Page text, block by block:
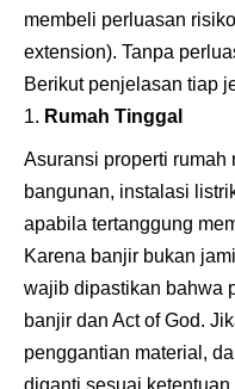
membeli perluasan
extension). Tanpa
Berikut penjelasan tiap
Rumah Tinggal
Asuransi properti rumah
bangunan, instalasi
apabila tertanggung
Karena banjir bukan
wajib dipastikan bahwa
banjir dan Act of God.
penggantian material,
diganti sesuai